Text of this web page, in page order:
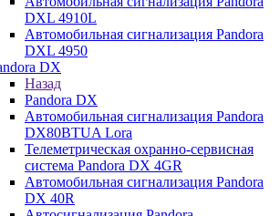
DXL 4910L
Автомобильная сигнализация Pandora
DXL 4950
DX
Назад
Pandora DX
Автомобильная сигнализация Pandora
DX80BTUA Lora
Телеметрическая охранно-сервисная
система Pandora DX 4GR
Автомобильная сигнализация Pandora
DX 40R